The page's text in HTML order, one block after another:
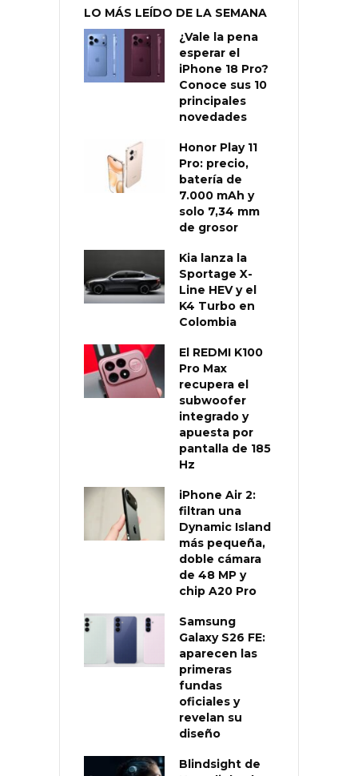
LO MÁS LEÍDO DE LA SEMANA
¿Vale la pena
esperar el
iPhone 18 Pro?
Conoce sus 10
principales
novedades
Honor Play 11
Pro: precio,
batería de
7.000 mAh y
solo 7,34 mm
de grosor
Kia lanza la
Sportage X-
Line HEV y el
K4 Turbo en
Colombia
El REDMI K100
Pro Max
recupera el
subwoofer
integrado y
apuesta por
pantalla de 185
Hz
iPhone Air 2:
filtran una
Dynamic Island
más pequeña,
doble cámara
de 48 MP y
chip A20 Pro
Samsung
Galaxy S26 FE:
aparecen las
primeras
fundas
oficiales y
revelan su
diseño
Blindsight de